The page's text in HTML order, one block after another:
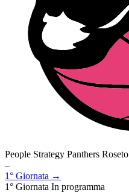
People Strategy Panthers Roseto
–
1° Giornata →
1° Giornata In programma